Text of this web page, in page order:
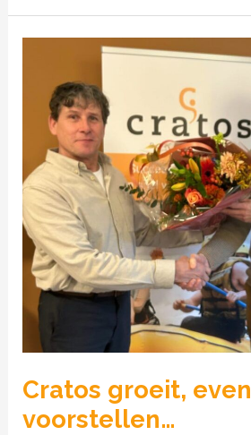
Cratos groeit, even
voorstellen…
even
voorstellen…